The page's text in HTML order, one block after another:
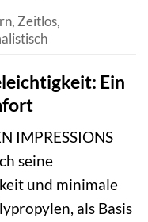
Zeitlos,
Ein
IMPRESSIONS
seine
und minimale
als Basis